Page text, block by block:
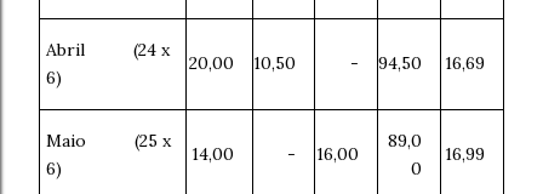
Abril (24 x
6)
20,00 10,50 - 94,50 16,69
Maio (25 x
6)
14,00 - 16,00
89,0
0
16,99